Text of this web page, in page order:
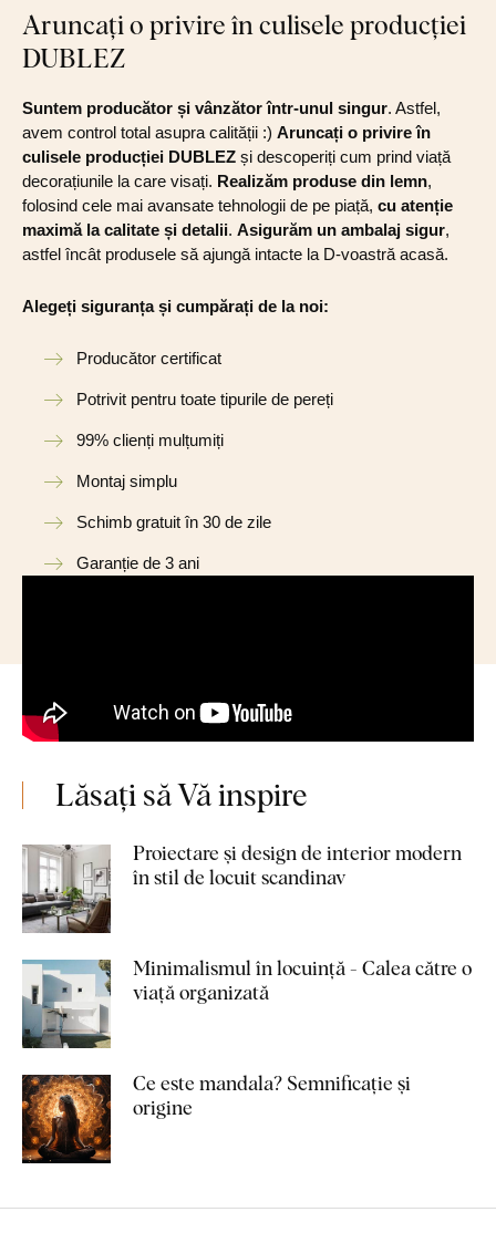
Aruncați o privire în culisele producției
DUBLEZ
Suntem producător și vânzător într-unul singur. Astfel,
avem control total asupra calității :) Aruncați o privire în
culisele producției DUBLEZ și descoperiți cum prind viață
decorațiunile la care visați. Realizăm produse din lemn,
folosind cele mai avansate tehnologii de pe piață, cu atenție
maximă la calitate și detalii. Asigurăm un ambalaj sigur,
astfel încât produsele să ajungă intacte la D-voastră acasă.
Alegeți siguranța și cumpărați de la noi:
Producător certificat
Potrivit pentru toate tipurile de pereți
99% clienți mulțumiți
Montaj simplu
Schimb gratuit în 30 de zile
Garanție de 3 ani
Lăsați să Vă inspire
Proiectare și design de interior modern
în stil de locuit scandinav
Minimalismul în locuință - Calea către o
viață organizată
Ce este mandala? Semnificație și
origine